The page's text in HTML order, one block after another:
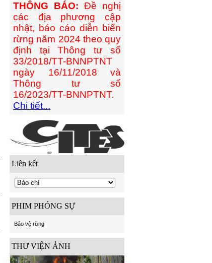
THÔNG BÁO: Đề nghị
các địa phương cập
nhật, báo cáo diễn biến
rừng năm 2024 theo quy
định tại Thông tư số
33/2018/TT-BNNPTNT
ngày 16/11/2018 và
Thông tư số
16/2023/TT-BNNPTNT.
Chi tiết...
Liên kết
PHIM PHÓNG SỰ
Bảo vệ rừng
THƯ VIỆN ẢNH